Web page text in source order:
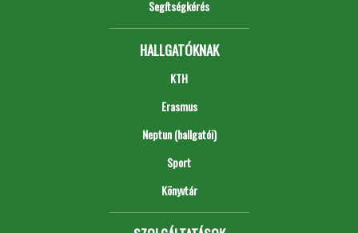
Segítségkérés
HALLGATÓKNAK
KTH
Erasmus
Neptun (hallgatói)
Sport
Könyvtár